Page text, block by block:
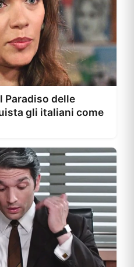
Paradiso delle
gli italiani come